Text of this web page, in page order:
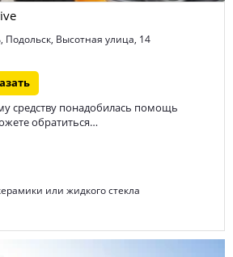
Подольск, Высотная улица, 14
средству понадобилась помощь
обратиться…
или жидкого стекла